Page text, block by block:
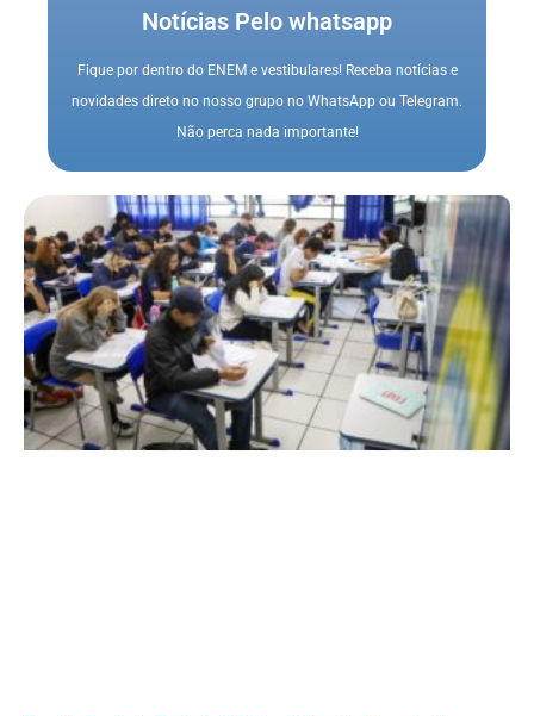
Notícias Pelo whatsapp
Fique por dentro do ENEM e vestibulares! Receba notícias e
novidades direto no nosso grupo no WhatsApp ou Telegram.
Não perca nada importante!